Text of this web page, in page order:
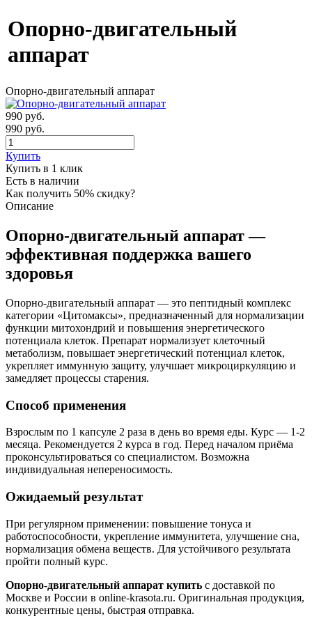
Опорно-двигательный
аппарат
Опорно-двигательный аппарат
990 руб.
990 руб.
Купить
Купить в 1 клик
Есть в наличии
Как получить 50% скидку?
Описание
Опорно-двигательный аппарат —
эффективная поддержка вашего
здоровья
Опорно-двигательный аппарат — это пептидный комплекс
категории «Цитомаксы», предназначенный для нормализации
функции митохондрий и повышения энергетического
потенциала клеток. Препарат нормализует клеточный
метаболизм, повышает энергетический потенциал клеток,
укрепляет иммунную защиту, улучшает микроциркуляцию и
замедляет процессы старения.
Способ применения
Взрослым по 1 капсуле 2 раза в день во время еды. Курс — 1-2
месяца. Рекомендуется 2 курса в год. Перед началом приёма
проконсультироваться со специалистом. Возможна
индивидуальная непереносимость.
Ожидаемый результат
При регулярном применении: повышение тонуса и
работоспособности, укрепление иммунитета, улучшение сна,
нормализация обмена веществ. Для устойчивого результата
пройти полный курс.
Опорно-двигательный аппарат купить с доставкой по
Москве и России в online-krasota.ru. Оригинальная продукция,
конкурентные цены, быстрая отправка.